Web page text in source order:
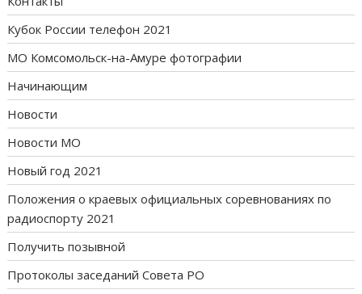
Кубок России телефон 2021
МО Комсомольск-на-Амуре фотографии
Начинающим
Новости
Новости МО
Новый год 2021
Положения о краевых официальных соревнованиях по
радиоспорту 2021
Получить позывной
Протоколы заседаний Совета РО